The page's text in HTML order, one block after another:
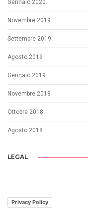
Gennaio 2020
Novembre 2019
Settembre 2019
Agosto 2019
Gennaio 2019
Novembre 2018
Ottobre 2018
Agosto 2018
LEGAL
Privacy Policy